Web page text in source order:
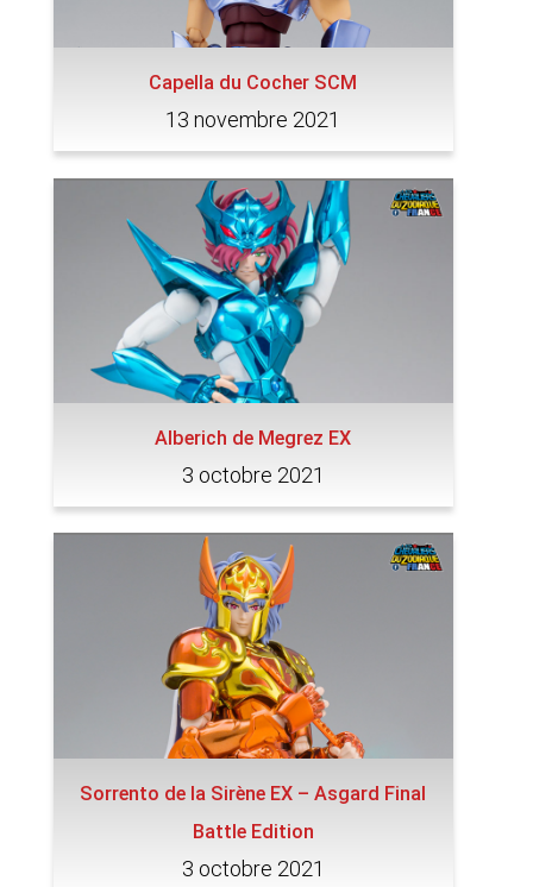
Capella du Cocher SCM
13 novembre 2021
Alberich de Megrez EX
3 octobre 2021
Sorrento de la Sirène EX – Asgard Final
Battle Edition
3 octobre 2021